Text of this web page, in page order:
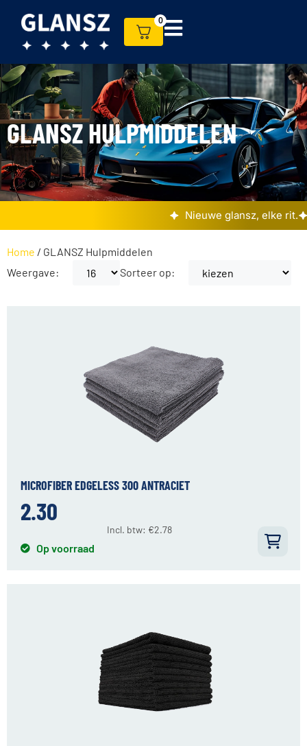
0
GLANSZ HULPMIDDELEN
Nieuwe glansz, elke rit.
Home / GLANSZ Hulpmiddelen
Weergave:
Sorteer op:
MICROFIBER EDGELESS 300 ANTRACIET
2.30
Incl. btw: €2.78
Op voorraad